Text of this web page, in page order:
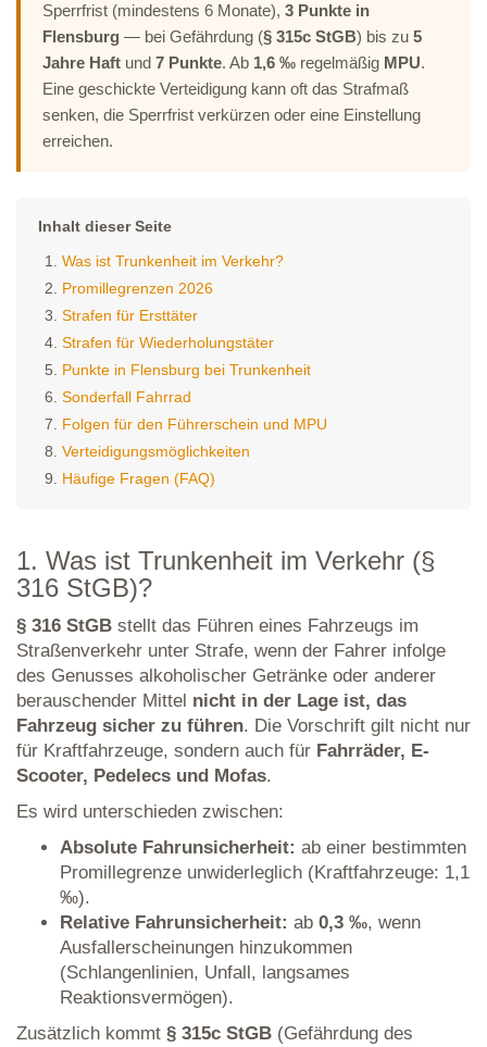
Sperrfrist (mindestens 6 Monate), 3 Punkte in
Flensburg — bei Gefährdung (§ 315c StGB) bis zu 5
Jahre Haft und 7 Punkte. Ab 1,6 ‰ regelmäßig MPU.
Eine geschickte Verteidigung kann oft das Strafmaß
senken, die Sperrfrist verkürzen oder eine Einstellung
erreichen.
Inhalt dieser Seite
Was ist Trunkenheit im Verkehr?
Promillegrenzen 2026
Strafen für Ersttäter
Strafen für Wiederholungstäter
Punkte in Flensburg bei Trunkenheit
Sonderfall Fahrrad
Folgen für den Führerschein und MPU
Verteidigungsmöglichkeiten
Häufige Fragen (FAQ)
1. Was ist Trunkenheit im Verkehr (§
316 StGB)?
§ 316 StGB stellt das Führen eines Fahrzeugs im
Straßenverkehr unter Strafe, wenn der Fahrer infolge
des Genusses alkoholischer Getränke oder anderer
berauschender Mittel nicht in der Lage ist, das
Fahrzeug sicher zu führen. Die Vorschrift gilt nicht nur
für Kraftfahrzeuge, sondern auch für Fahrräder, E-
Scooter, Pedelecs und Mofas.
Es wird unterschieden zwischen:
Absolute Fahrunsicherheit: ab einer bestimmten
Promillegrenze unwiderleglich (Kraftfahrzeuge: 1,1
‰).
Relative Fahrunsicherheit: ab 0,3 ‰, wenn
Ausfallerscheinungen hinzukommen
(Schlangenlinien, Unfall, langsames
Reaktionsvermögen).
Zusätzlich kommt § 315c StGB (Gefährdung des